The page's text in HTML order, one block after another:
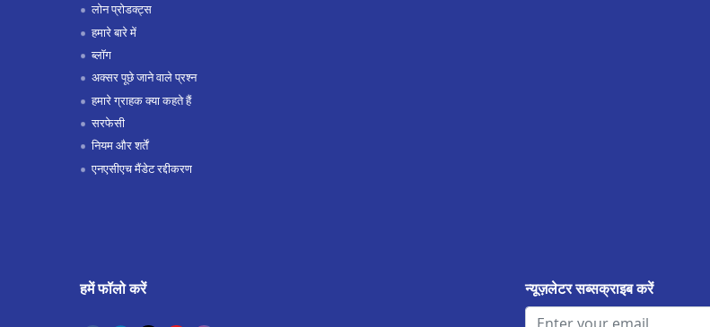
लोन प्रोडक्ट्स
हमारे बारे में
ब्लॉग
अक्सर पूछे जाने वाले प्रश्न
हमारे ग्राहक क्या कहते हैं
सरफेसी
नियम और शर्तें
एनएसीएच मैंडेट रद्दीकरण
हमें फॉलो करें
न्यूज़लेटर सब्सक्राइब करें